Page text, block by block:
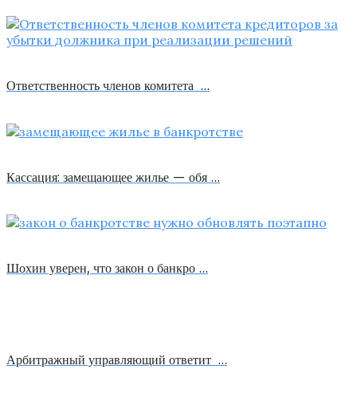
Ответственность членов комитета …
Кассация: замещающее жилье — обя …
Шохин уверен, что закон о банкро …
Арбитражный управляющий ответит …